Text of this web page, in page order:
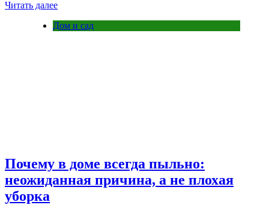
Читать далее
Дом и сад
Почему в доме всегда пыльно:
неожиданная причина, а не плохая
уборка